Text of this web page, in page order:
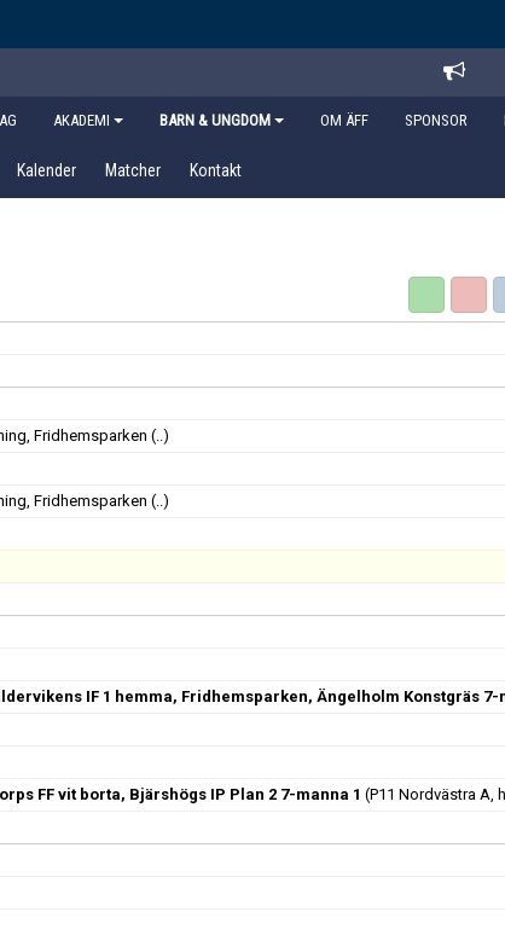
AKADEMI BARN & UNGDOM OM ÄFF SPONSOR
Kalender Matcher Kontakt
Fridhemsparken (..)
Fridhemsparken (..)
IF 1 hemma, Fridhemsparken, Ängelholm Konstgräs 7-
FF vit borta, Bjärshögs IP Plan 2 7-manna 1 (P11 Nordvästra A,